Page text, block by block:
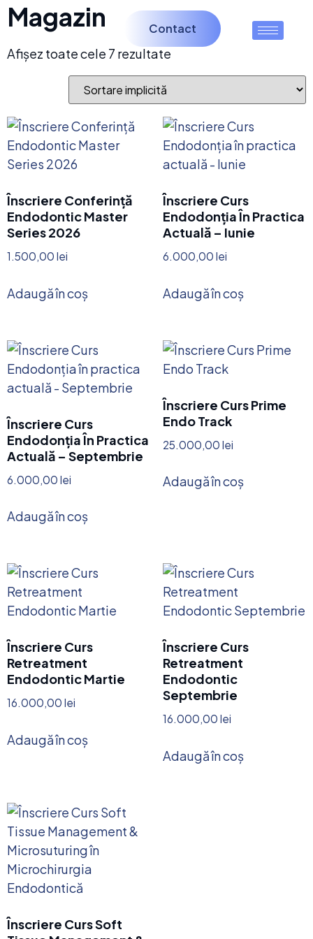
Contact
Magazin
Afișez toate cele 7 rezultate
Înscriere Conferință
Endodontic Master
Series 2026
1.500,00 lei
Adaugă în coș
Înscriere Curs
Endodonția În Practica
Actuală – Iunie
6.000,00 lei
Adaugă în coș
Înscriere Curs
Endodonția În Practica
Actuală – Septembrie
6.000,00 lei
Adaugă în coș
Înscriere Curs Prime
Endo Track
25.000,00 lei
Adaugă în coș
Înscriere Curs
Retreatment
Endodontic Martie
16.000,00 lei
Adaugă în coș
Înscriere Curs
Retreatment
Endodontic
Septembrie
16.000,00 lei
Adaugă în coș
Înscriere Curs Soft